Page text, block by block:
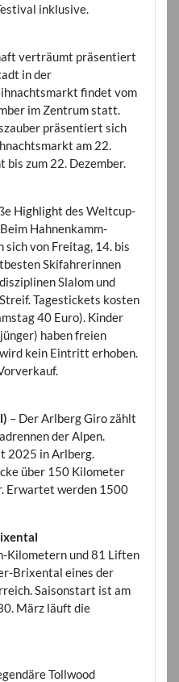
inklusive.
verträumt präsentiert
in der
findet vom
im Zentrum statt.
präsentiert sich
am 22.
bis zum 22. Dezember.
Highlight des Weltcup-
Hahnenkamm-
sich von Freitag, 14. bis
Skifahrerinnen
Slalom und
Tagestickets kosten
40 Euro). Kinder
haben freien
kein Eintritt erhoben.
– Der Arlberg Giro zählt
der Alpen.
2025 in Arlberg.
über 150 Kilometer
Erwartet werden 1500
Kilometern und 81 Liften
Brixental eines der
Saisonstart ist am
März läuft die
Tollwood